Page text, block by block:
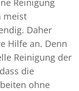
meist
Daher
Hilfe an. Denn
Reinigung der
die
ohne